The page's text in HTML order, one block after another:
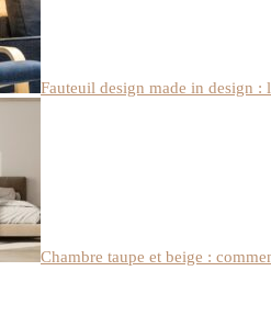
Fauteuil design made in design
Chambre taupe et beige :